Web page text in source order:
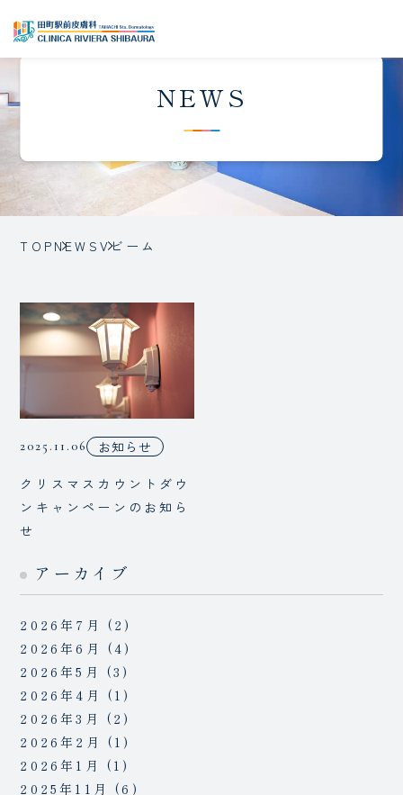
NEWS
TOP NEWS Vビーム
2025.11.06 お知らせ
クリスマスカウントダウ
ンキャンペーンのお知ら
せ
アーカイブ
2026年7月 (2)
2026年6月 (4)
2026年5月 (3)
2026年4月 (1)
2026年3月 (2)
2026年2月 (1)
2026年1月 (1)
2025年11月 (6)